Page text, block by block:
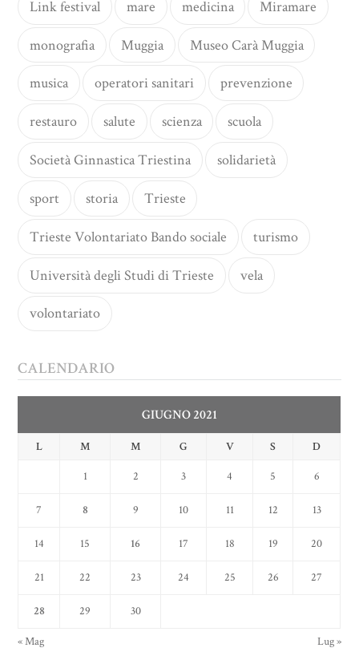
Link festival mare medicina Miramare
monografia Muggia Museo Carà Muggia
musica operatori sanitari prevenzione
restauro salute scienza scuola
Società Ginnastica Triestina solidarietà
sport storia Trieste
Trieste Volontariato Bando sociale turismo
Università degli Studi di Trieste vela
volontariato
CALENDARIO
GIUGNO 2021
L M M G V S D
1 2 3 4 5 6
7 8 9 10 11 12 13
14 15 16 17 18 19 20
21 22 23 24 25 26 27
28 29 30
« Mag Lug »